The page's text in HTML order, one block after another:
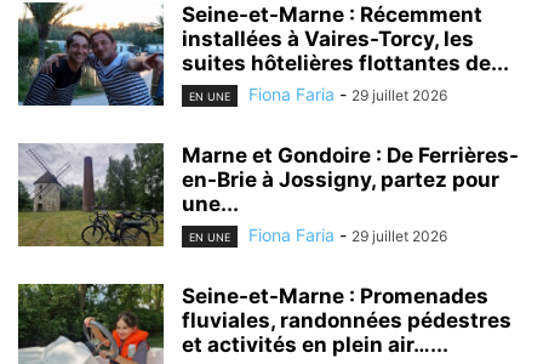
Seine-et-Marne : Récemment
installées à Vaires-Torcy, les
suites hôtelières flottantes de...
EN UNE Fiona Faria - 29 juillet 2026
Marne et Gondoire : De Ferrières-
en-Brie à Jossigny, partez pour
une...
EN UNE Fiona Faria - 29 juillet 2026
Seine-et-Marne : Promenades
fluviales, randonnées pédestres
et activités en plein air…...